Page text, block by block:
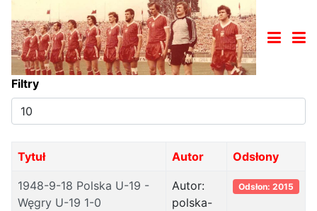
Filtry
Pokaż
#
Tytuł Autor Odsłony
1948-9-18 Polska U-19 -
Węgry U-19 1-0
Autor:
polska-
Odsłon: 2015